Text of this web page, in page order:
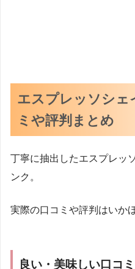
エスプレッソシェ
ミや評判まとめ
丁寧に抽出したエスプレッ
ンク。
実際の口コミや評判はいか
良い・美味しい口コミ